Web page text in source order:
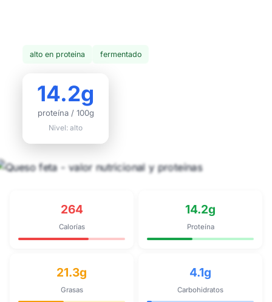
alto en proteina fermentado
14.2g
proteína / 100g
Nivel: alto
264
Calorías
14.2g
Proteína
21.3g
Grasas
4.1g
Carbohidratos